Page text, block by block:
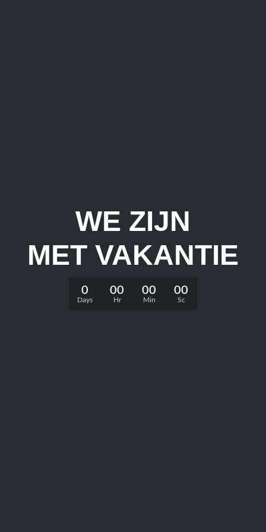
WE ZIJN
MET VAKANTIE
0
Days
00
Hr
00
Min
00
Sc